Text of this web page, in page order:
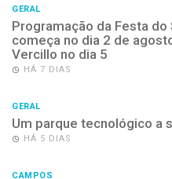
GERAL
Programação da Festa
começa no dia 2 de
Vercillo no dia 5
HÁ 7 DIAS
GERAL
Um parque tecnológico a
HÁ 5 DIAS
CAMPOS